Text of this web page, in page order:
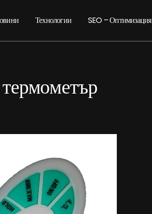
Технологии SEO – Оптимизация